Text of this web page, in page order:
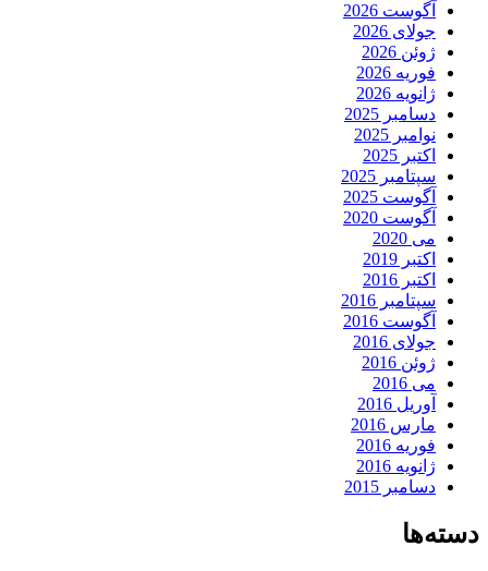
آگوست 2026
جولای 2026
ژوئن 2026
فوریه 2026
ژانویه 2026
دسامبر 2025
نوامبر 2025
اکتبر 2025
سپتامبر 2025
آگوست 2025
آگوست 2020
می 2020
اکتبر 2019
اکتبر 2016
سپتامبر 2016
آگوست 2016
جولای 2016
ژوئن 2016
می 2016
آوریل 2016
مارس 2016
فوریه 2016
ژانویه 2016
دسامبر 2015
دسته‌ها